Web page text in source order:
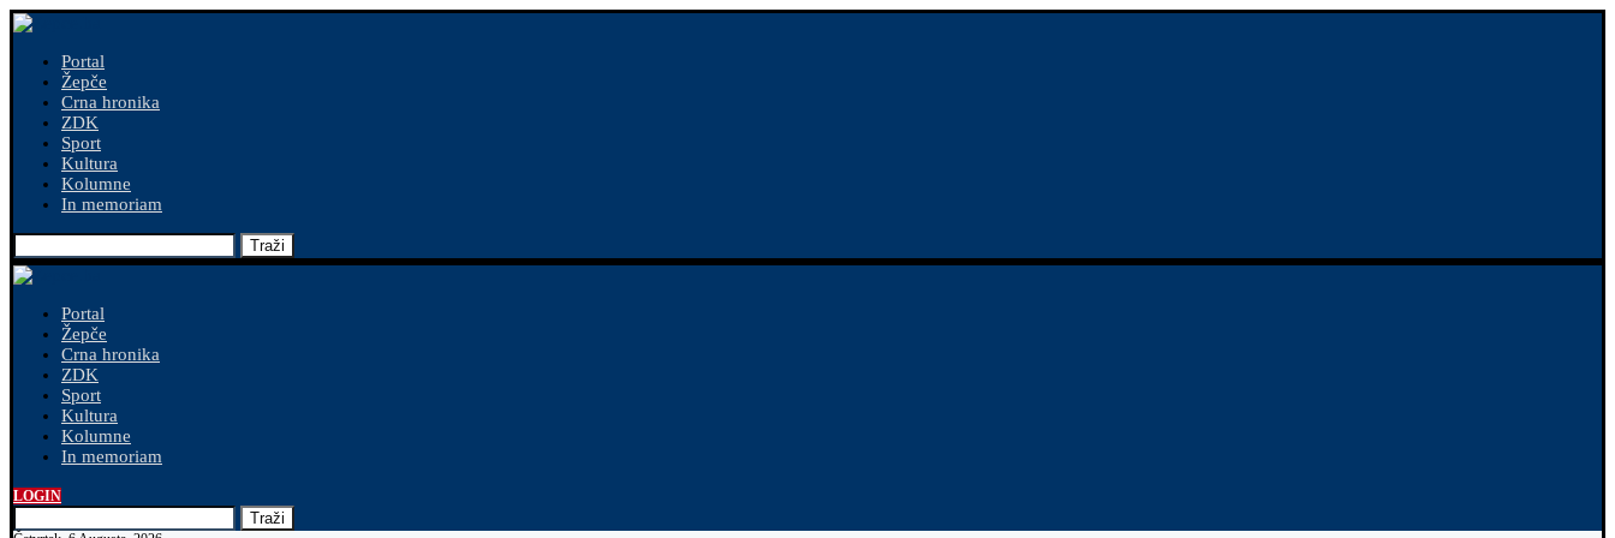
Portal
Žepče
Crna hronika
ZDK
Sport
Kultura
Kolumne
In memoriam
Traži
Portal
Žepče
Crna hronika
ZDK
Sport
Kultura
Kolumne
In memoriam
LOGIN
Traži